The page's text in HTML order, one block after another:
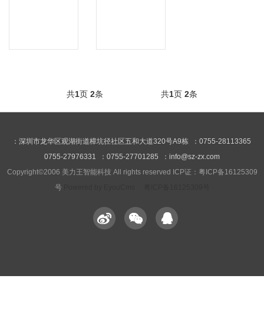
共1页2条 共1页 2条
：深圳市龙华区观湖街道樟坑径社区五和大道320号A9栋 ：0755-28113365
0755-27976331 ：0755-27701285 ：info@sz-zx.com
Copyright©2006 美力王智能科技 All rights reserved ICP证：粤ICP备16125309
号Powered by EyouCms